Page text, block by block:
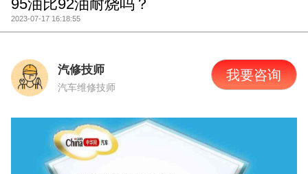
95油比92油耐烧吗？
2023-07-17 16:18:55
汽修技师
汽车维修技师
我要咨询